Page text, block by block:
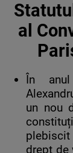
al
În
un nou
drept de